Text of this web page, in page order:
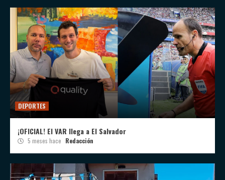
DEPORTES
¡OFICIAL! El VAR llega a El Salvador
5 meses hace Redacción